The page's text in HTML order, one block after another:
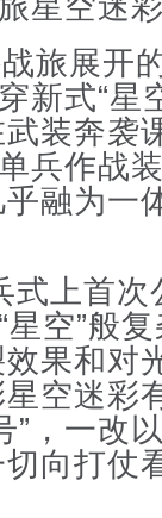
空迷
旅展开
新式“星
装奔袭
兵作战
融为一
上首次
星空”般
果和对
空迷彩
”，一改
向打仗